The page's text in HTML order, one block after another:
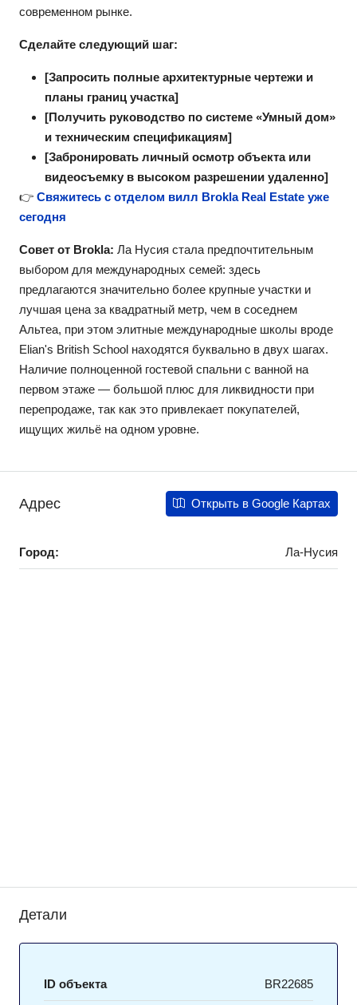
современном рынке.
Сделайте следующий шаг:
[Запросить полные архитектурные чертежи и
планы границ участка]
[Получить руководство по системе «Умный дом»
и техническим спецификациям]
[Забронировать личный осмотр объекта или
видеосъемку в высоком разрешении удаленно]
👉 Свяжитесь с отделом вилл Brokla Real Estate уже
сегодня
Совет от Brokla: Ла Нусия стала предпочтительным
выбором для международных семей: здесь
предлагаются значительно более крупные участки и
лучшая цена за квадратный метр, чем в соседнем
Альтеа, при этом элитные международные школы вроде
Elian's British School находятся буквально в двух шагах.
Наличие полноценной гостевой спальни с ванной на
первом этаже — большой плюс для ликвидности при
перепродаже, так как это привлекает покупателей,
ищущих жильё на одном уровне.
Адрес Открыть в Google Картах
Город: Ла-Нусия
Детали
ID объекта BR22685